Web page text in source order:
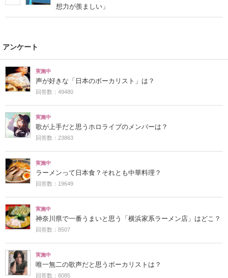
想力が羨ましい」
アンケート
実施中
声が好きな「日本のボーカリスト」は？
回答数：49480
実施中
歌が上手だと思うホロライブのメンバーは？
回答数：23863
実施中
ラーメンって日本食？それとも中華料理？
回答数：19649
実施中
神奈川県で一番うまいと思う「横浜家系ラーメン店」はどこ？
回答数：8507
実施中
唯一無二の歌声だと思うボーカリストは？
回答数：8085